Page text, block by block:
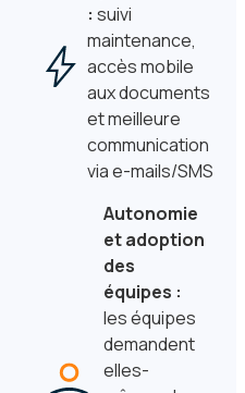
:suivi
maintenance,
accès mobile
aux documents
et meilleure
communication
via e-mails/SMS
Autonomie
et adoption
des
équipes :
les équipes
demandent
elles-